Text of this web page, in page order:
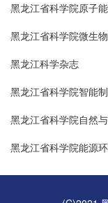
黑龙江省科学院原子
黑龙江省科学院微生
黑龙江科学杂志
黑龙江省科学院智能
黑龙江省科学院自然
黑龙江省科学院能源